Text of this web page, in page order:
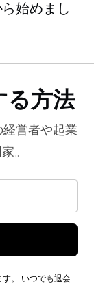
始めまし
る方法
営者や起業
。
。 いつでも退会